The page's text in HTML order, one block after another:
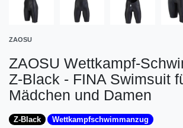
ZAOSU
ZAOSU Wettkampf-
Z-Black - FINA Swimsuit
Mädchen und Damen
Z-Black Wettkampfschwimmanzug